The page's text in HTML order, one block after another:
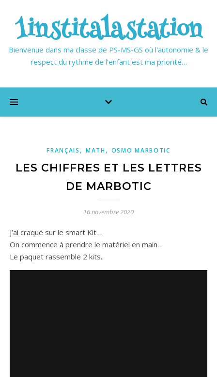
1institalastation
Bienvenue dans ma classe de PS-MS-GS où l'autonomie & le
respect du rythme de l'enfant est ma priorité…
FRANÇAIS , MATH, OSMO MARBOTIC
LES CHIFFRES ET LES LETTRES
DE MARBOTIC
16 novembre 2020
J’ai craqué sur le smart Kit…
On commence à prendre le matériel en main…
Le paquet rassemble 2 kits..